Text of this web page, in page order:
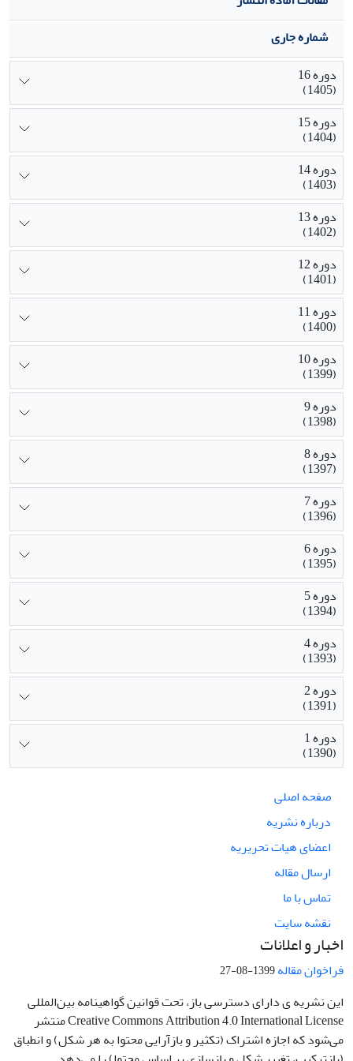
شماره جاری
دوره 16
(1405)
دوره 15
(1404)
دوره 14
(1403)
دوره 13
(1402)
دوره 12
(1401)
دوره 11
(1400)
دوره 10
(1399)
دوره 9
(1398)
دوره 8
(1397)
دوره 7
(1396)
دوره 6
(1395)
دوره 5
(1394)
دوره 4
(1393)
دوره 2
(1391)
دوره 1
(1390)
صفحه اصلی
درباره نشریه
اعضای هیات تحریریه
ارسال مقاله
تماس با ما
نقشه سایت
اخبار و اعلانات
فراخوان مقاله1399-08-27
این نشریه ی دارای دسترسی باز، تحت قوانین گواهینامه بین‌المللی
Creative Commons Attribution 4.0 International License منتشر
می‌شود که اجازه اشتراک (تکثیر و بازآرایی محتوا به هر شکل) و انطباق